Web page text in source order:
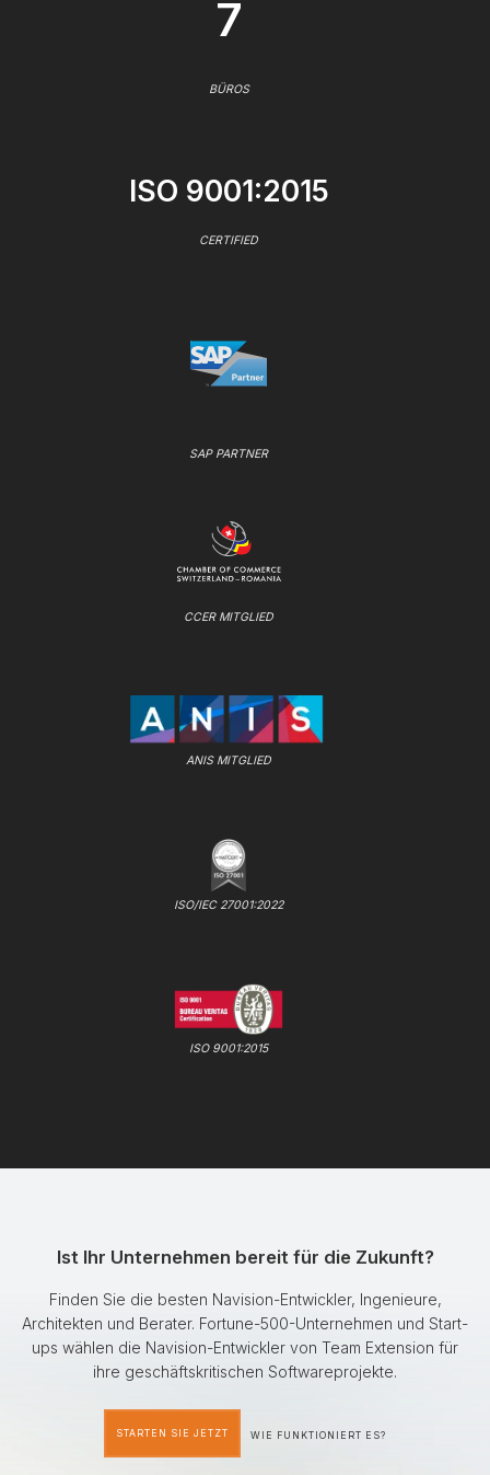
7
BÜROS
ISO 9001:2015
CERTIFIED
SAP PARTNER
CCER MITGLIED
ANIS MITGLIED
ISO/IEC 27001:2022
ISO 9001:2015
Ist Ihr Unternehmen bereit für die Zukunft?
Finden Sie die besten Navision-Entwickler, Ingenieure,
Architekten und Berater. Fortune-500-Unternehmen und Start-
ups wählen die Navision-Entwickler von Team Extension für
ihre geschäftskritischen Softwareprojekte.
STARTEN SIE JETZT WIE FUNKTIONIERT ES?